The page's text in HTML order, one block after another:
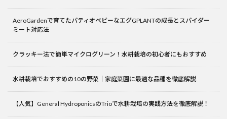
AeroGardenで育てたパティオベビーなエグGPLANTの成長とスパイダー
ミート対応法
クラッキー法で簡単マイクログリーン！水耕栽培の初心者にもおすすめ
水耕栽培でおすすめの10の野菜｜家庭菜園に最適な品種を徹底解説
【人気】General HydroponicsのTrioで水耕栽培の実践方法を徹底解説！